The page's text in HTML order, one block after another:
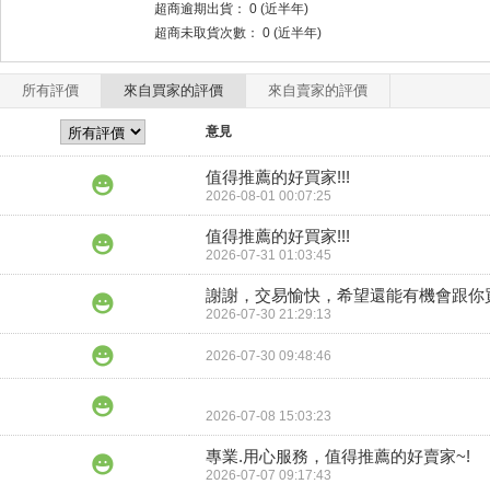
超商逾期出貨： 0 (近半年)
超商未取貨次數： 0 (近半年)
所有評價 來自買家的評價 來自賣家的評價
意見
值得推薦的好買家!!!
2026-08-01 00:07:25
值得推薦的好買家!!!
2026-07-31 01:03:45
謝謝，交易愉快，希望還能有機會跟你
2026-07-30 21:29:13
2026-07-30 09:48:46
2026-07-08 15:03:23
專業.用心服務，值得推薦的好賣家~!
2026-07-07 09:17:43